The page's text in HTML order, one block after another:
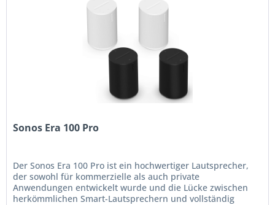
Sonos Era 100 Pro
Der Sonos Era 100 Pro ist ein hochwertiger Lautsprecher,
der sowohl für kommerzielle als auch private
Anwendungen entwickelt wurde und die Lücke zwischen
herkömmlichen Smart-Lautsprechern und vollständig